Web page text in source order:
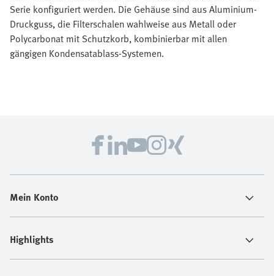
Serie konfiguriert werden. Die Gehäuse sind aus Aluminium-
Druckguss, die Filterschalen wahlweise aus Metall oder
Polycarbonat mit Schutzkorb, kombinierbar mit allen
gängigen Kondensatablass-Systemen.
Mein Konto
Highlights